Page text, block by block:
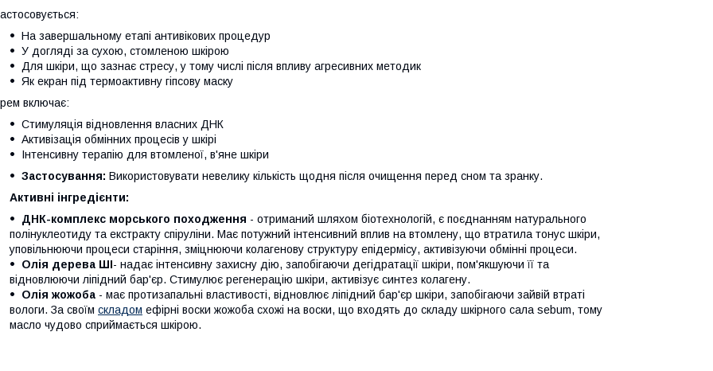
На завершальному етапі антивікових процедур
У догляді за сухою, стомленою шкірою
Для шкіри, що зазнає стресу, у тому числі після впливу агресивних методик
Як екран під термоактивну гіпсову маску
включає:
Стимуляція відновлення власних ДНК
Активізація обмінних процесів у шкірі
Інтенсивну терапію для втомленої, в'яне шкіри
Застосування: Використовувати невелику кількість щодня після очищення перед сном та зранку.
Активні інгредієнти:
ДНК-комплекс морського походження - отриманий шляхом біотехнологій, є поєднанням натурального
полінуклеотиду та екстракту спіруліни. Має потужний інтенсивний вплив на втомлену, що втратила тонус шкіри,
уповільнюючи процеси старіння, зміцнюючи колагенову структуру епідермісу, активізуючи обмінні процеси.
Олія дерева ШІ- надає інтенсивну захисну дію, запобігаючи дегідратації шкіри, пом'якшуючи її та
відновлюючи ліпідний бар'єр. Стимулює регенерацію шкіри, активізує синтез колагену.
Олія жожоба - має протизапальні властивості, відновлює ліпідний бар'єр шкіри, запобігаючи зайвій втраті
вологи. За своїм складом ефірні воски жожоба схожі на воски, що входять до складу шкірного сала sebum, тому
масло чудово сприймається шкірою.